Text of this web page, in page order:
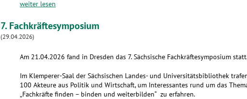
weiter lesen
7. Fachkräftesymposium
(29.04.2026)
Am 21.04.2026 fand in Dresden das 7. Sächsische Fachkräftesymposium
Im Klemperer-Saal der Sächsischen Landes- und Universitätsbibliothek
100 Akteure aus Politik und Wirtschaft, um Interessantes rund um das
„Fachkräfte finden – binden und weiterbilden“ zu erfahren.